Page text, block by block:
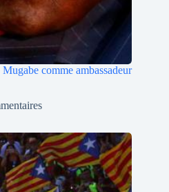
comme ambassadeur